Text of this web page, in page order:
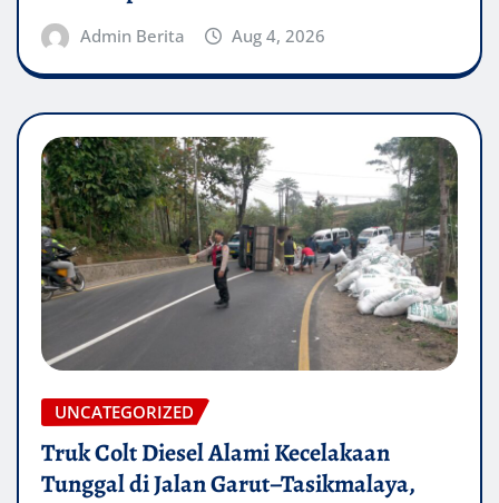
Admin Berita Aug 4, 2026
UNCATEGORIZED
Truk Colt Diesel Alami Kecelakaan
Tunggal di Jalan Garut–Tasikmalaya,